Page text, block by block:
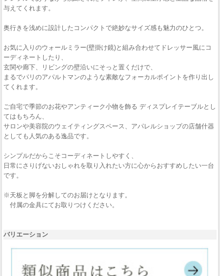
与えてくれます。
奥行きを浅めに設計したコンパクトで絶妙なサイズ感も魅力のひとつ。
お気に入りのウォールミラー(壁掛け鏡)と組み合わせてドレッサー風にコ
ーディネートしたり、
玄関や廊下、リビングの壁沿いにそっと置くだけで、
まるでパリのアパルトマンのような素敵なフォーカルポイントを作り出し
てくれます。
ご自宅で季節のお花やアンティーク小物を飾る ディスプレイテーブルとし
てはもちろん、
サロンや美容院のウェイティングスペース、アパレルショップの店舗什器
としても人気のある逸品です。
シンプルだからこそコーディネートしやすく、
日常にさりげないおしゃれを取り入れたい方に心からおすすめしたい一台
です。
※天板と脚を分解してのお届けとなります。
付属の金具にてお取りつけください。
バリエーション